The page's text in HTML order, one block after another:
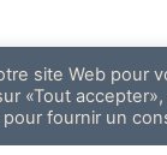
site Web pour
«Tout
fournir un